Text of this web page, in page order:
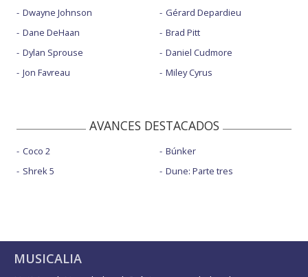
Dwayne Johnson
Dane DeHaan
Dylan Sprouse
Jon Favreau
Gérard Depardieu
Brad Pitt
Daniel Cudmore
Miley Cyrus
AVANCES DESTACADOS
Coco 2
Shrek 5
Búnker
Dune: Parte tres
MUSICALIA